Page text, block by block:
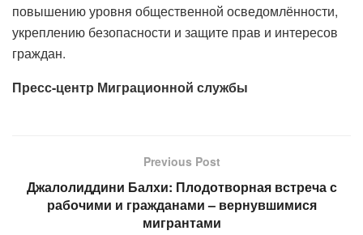
повышению уровня общественной осведомлённости,
укреплению безопасности и защите прав и интересов
граждан.
Пресс-центр Миграционной службы
Previous Post
Джалолиддини Балхи: Плодотворная встреча с
рабочими и гражданами – вернувшимися
мигрантами